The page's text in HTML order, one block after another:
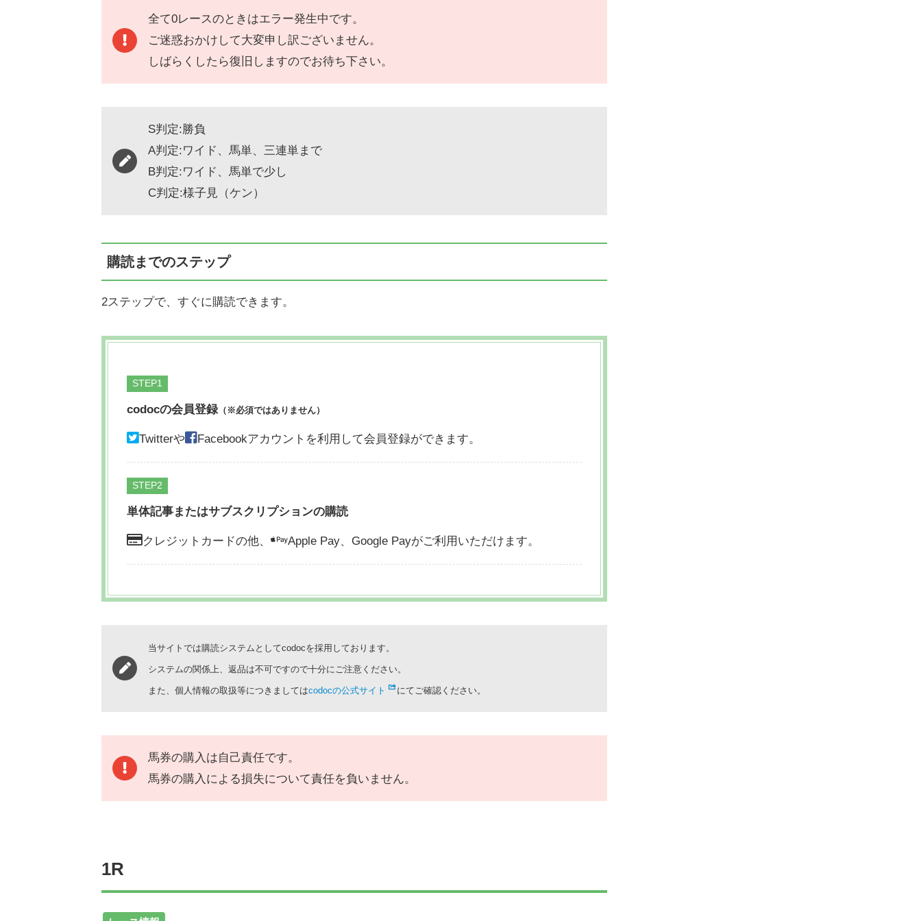
全て0レースのときはエラー発生中です。
ご迷惑おかけして大変申し訳ございません。
しばらくしたら復旧しますのでお待ち下さい。
S判定:勝負
A判定:ワイド、馬単、三連単まで
B判定:ワイド、馬単で少し
C判定:様子見（ケン）
購読までのステップ
2ステップで、すぐに購読できます。
STEP
codocの会員登録（※必須ではありません）
Twitterや Facebookアカウントを利用して会員登録ができます。
STEP
単体記事またはサブスクリプションの購読
クレジットカードの他、 Apple Pay、 Google Payがご利用いただけます。
当サイトでは購読システムとしてcodocを採用しております。
システムの関係上、返品は不可ですので十分にご注意ください。
また、個人情報の取扱等につきましてはcodocの公式サイト にてご確認ください。
馬券の購入は自己責任です。
馬券の購入による損失について責任を負いません。
1R